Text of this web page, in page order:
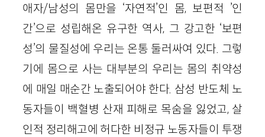
애자/남성의 몸만을 ‘자연적’인 몸, 보편적 ’인
간’으로 성립해온 유구한 역사, 그 강고한 ‘보편
성’의 물질성에 우리는 온통 둘러싸여 있다. 그렇
기에 몸으로 사는 대부분의 우리는 몸의 취약성
에 매일 매순간 노출되어야 한다. 삼성 반도체 노
동자들이 백혈병 산재 피해로 목숨을 잃었고, 살
인적 정리해고에 허다한 비정규 노동자들이 투쟁